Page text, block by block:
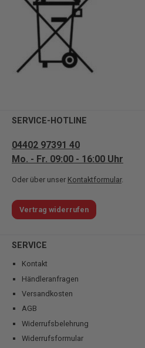
SERVICE-HOTLINE
04402 97391 40
Mo. - Fr. 09:00 - 16:00 Uhr
Oder über unser Kontaktformular.
Vertrag widerrufen
SERVICE
Kontakt
Händleranfragen
Versandkosten
AGB
Widerrufsbelehrung
Widerrufsformular